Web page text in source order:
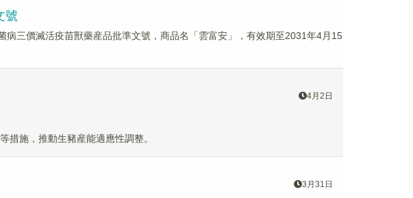
號
三價滅活疫苗獸藥産品批準文號，商品名「雲富安」，有效期至2031年4月15
4月2日
措施，推動生豬産能適應性調整。
3月31日